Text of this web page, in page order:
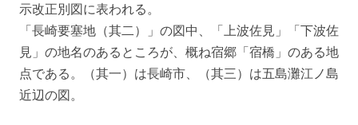
示改正別図に表われる。
「長崎要塞地（其二）」の図中、「上波佐見」「下波佐
見」の地名のあるところが、概ね宿郷「宿橋」のある地
点である。（其一）は長崎市、（其三）は五島灘江ノ島
近辺の図。